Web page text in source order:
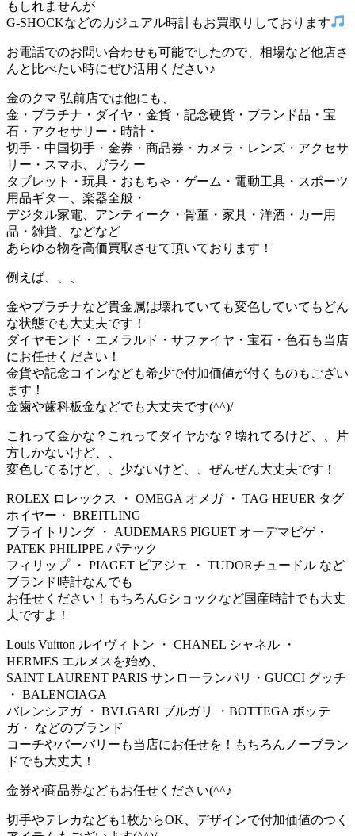
もしれませんが
G-SHOCKなどのカジュアル時計もお買取りしております
お電話でのお問い合わせも可能でしたので、相場など他店さ
んと比べたい時にぜひ活用ください♪
金のクマ 弘前店では他にも、
金・プラチナ・ダイヤ・金貨・記念硬貨・ブランド品・宝
石・アクセサリー・時計・
切手・中国切手・金券・商品券・カメラ・レンズ・アクセサ
リー・スマホ、ガラケー
タブレット・玩具・おもちゃ・ゲーム・電動工具・スポーツ
用品ギター、楽器全般・
デジタル家電、アンティーク・骨董・家具・洋酒・カー用
品・雑貨、などなど
あらゆる物を高価買取させて頂いております！
例えば、、、
金やプラチナなど貴金属は壊れていても変色していてもどん
な状態でも大丈夫です！
ダイヤモンド・エメラルド・サファイヤ・宝石・色石も当店
にお任せください！
金貨や記念コインなども希少で付加価値が付くものもござい
ます！
金歯や歯科板金などでも大丈夫です(^^)/
これって金かな？これってダイヤかな？壊れてるけど、、片
方しかないけど、、
変色してるけど、、少ないけど、、ぜんぜん大丈夫です！
ROLEX ロレックス ・ OMEGA オメガ ・ TAG HEUER タグ
ホイヤー・ BREITLING
ブライトリング ・ AUDEMARS PIGUET オーデマピゲ・
PATEK PHILIPPE パテック
フィリップ ・ PIAGET ピアジェ ・ TUDORチュードル など
ブランド時計なんでも
お任せください！もちろんGショックなど国産時計でも大丈
夫ですよ！
Louis Vuitton ルイヴィトン ・ CHANEL シャネル ・
HERMES エルメスを始め、
SAINT LAURENT PARIS サンローランパリ・GUCCI グッチ
・ BALENCIAGA
バレンシアガ ・ BVLGARI ブルガリ ・BOTTEGA ボッテ
ガ・ などのブランド
コーチやバーバリーも当店にお任せを！もちろんノーブラン
ドでも大丈夫！
金券や商品券などもお任せください(^^♪
切手やテレカなども1枚からOK、デザインで付加価値のつく